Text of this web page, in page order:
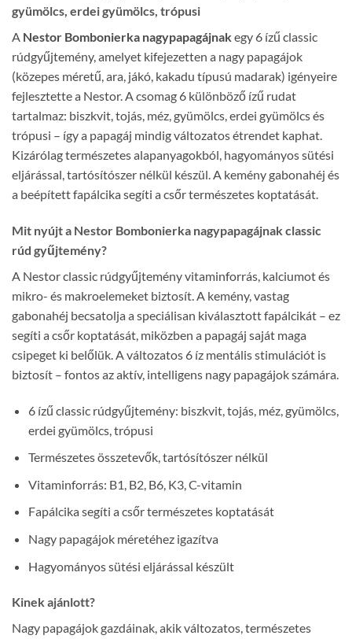
gyümölcs, erdei gyümölcs, trópusi
A Nestor Bombonierka nagypapagájnakegy 6 ízű classic
rúdgyűjtemény, amelyet kifejezetten a nagy papagájok
(közepes méretű, ara, jákó, kakadu típusú madarak) igényeire
fejlesztette a Nestor. A csomag 6 különböző ízű rudat
tartalmaz: biszkvit, tojás, méz, gyümölcs, erdei gyümölcs és
trópusi – így a papagáj mindig változatos étrendet kaphat.
Kizárólag természetes alapanyagokból, hagyományos sütési
eljárással, tartósítószer nélkül készül. A kemény gabonahéj és
a beépített fapálcika segíti a csőr természetes koptatását.
Mit nyújt a Nestor Bombonierka nagypapagájnak classic
rúd gyűjtemény?
A Nestor classic rúdgyűjtemény vitaminforrás, kalciumot és
mikro- és makroelemeket biztosít. A kemény, vastag
gabonahéj becsatolja a speciálisan kiválasztott fapálcikát – ez
segíti a csőr koptatását, miközben a papagáj saját maga
csipeget ki belőlük. A változatos 6 íz mentális stimulációt is
biztosít – fontos az aktív, intelligens nagy papagájok számára.
6 ízű classic rúdgyűjtemény: biszkvit, tojás, méz, gyümölcs,
erdei gyümölcs, trópusi
Természetes összetevők, tartósítószer nélkül
Vitaminforrás: B1, B2, B6, K3, C-vitamin
Fapálcika segíti a csőr természetes koptatását
Nagy papagájok méretéhez igazítva
Hagyományos sütési eljárással készült
Kinek ajánlott?
Nagy papagájok gazdáinak, akik változatos, természetes